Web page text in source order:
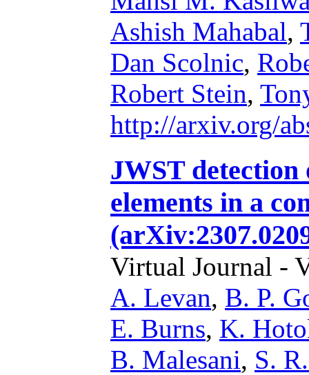
Ashish Mahabal,
Dan Scolnic,
Robert Stein,
http://arxiv.org/
JWST detection
elements in a
Virtual Journal -
A. Levan, B. P.
E. Burns, K.
B. Malesani, S.